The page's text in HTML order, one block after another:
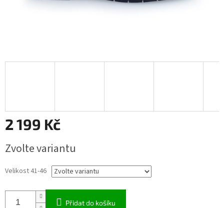
2 199 Kč
cena:
Zvolte variantu
Velikost 41-46
Přidat do košíku